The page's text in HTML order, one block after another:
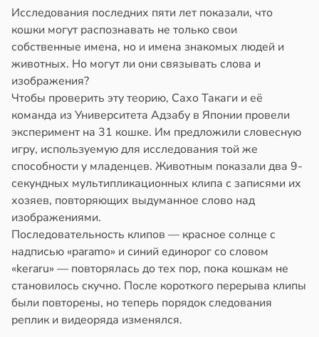
в20:58
19:27
Исследования последних пяти лет показали, что
кошки могут распознавать не только свои
собственные имена, но и имена знакомых людей и
животных. Но могут ли они связывать слова и
изображения?
Чтобы проверить эту теорию, Сахо Такаги и её
команда из Университета Адзабу в Японии провели
эксперимент на 31 кошке. Им предложили словесную
игру, используемую для исследования той же
способности у младенцев. Животным показали два 9-
секундных мультипликационных клипа с записями их
хозяев, повторяющих выдуманное слово над
изображениями.
Последовательность клипов — красное солнце с
надписью «paramo» и синий единорог со словом
«keraru» — повторялась до тех пор, пока кошкам не
становилось скучно. После короткого перерыва клипы
были повторены, но теперь порядок следования
реплик и видеоряда изменялся.